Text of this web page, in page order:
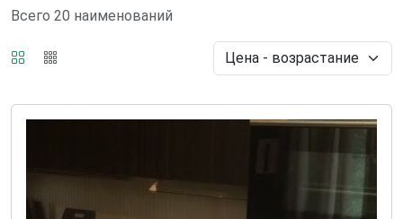
Всего 20 наименований